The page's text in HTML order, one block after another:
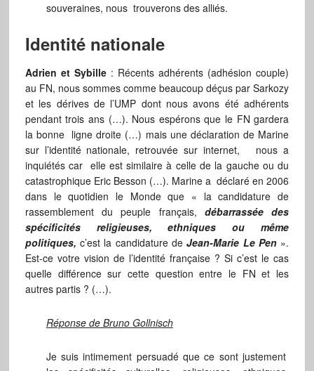
souveraines, nous trouverons des alliés.
Identité nationale
Adrien et Sybille: Récents adhérents (adhésion couple)
au FN, nous sommes comme beaucoup déçus par Sarkozy
et les dérives de l’UMP dont nous avons été adhérents
pendant trois ans (…). Nous espérons que le FN gardera
la bonne ligne droite (…) mais une déclaration de Marine
sur l’identité nationale, retrouvée sur internet, nous a
inquiétés car elle est similaire à celle de la gauche ou du
catastrophique Eric Besson (…). Marine a déclaré en 2006
dans le quotidien le Monde que « la candidature de
rassemblement du peuple français, débarrassée des
spécificités religieuses, ethniques ou même
politiques,c’est la candidature de Jean-Marie Le Pen».
Est-ce votre vision de l’identité française ? Si c’est le cas
quelle différence sur cette question entre le FN et les
autres partis ? (…).
Réponse de Bruno Gollnisch
Je suis intimement persuadé que ce sont justement